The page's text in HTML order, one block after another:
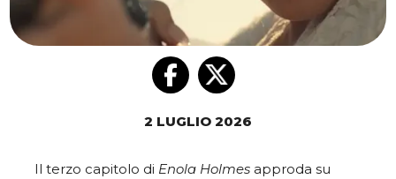
2 LUGLIO 2026
Il terzo capitolo di Enola Holmes approda su